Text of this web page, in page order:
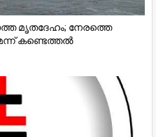
മൃതദേഹം; നേരത്തെ
കണ്ടെത്തൽ